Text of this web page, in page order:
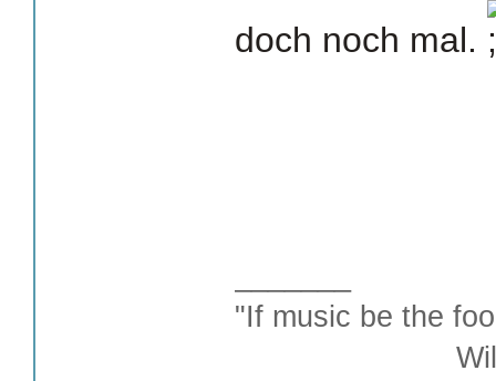
doch noch mal.
"If music be the
William